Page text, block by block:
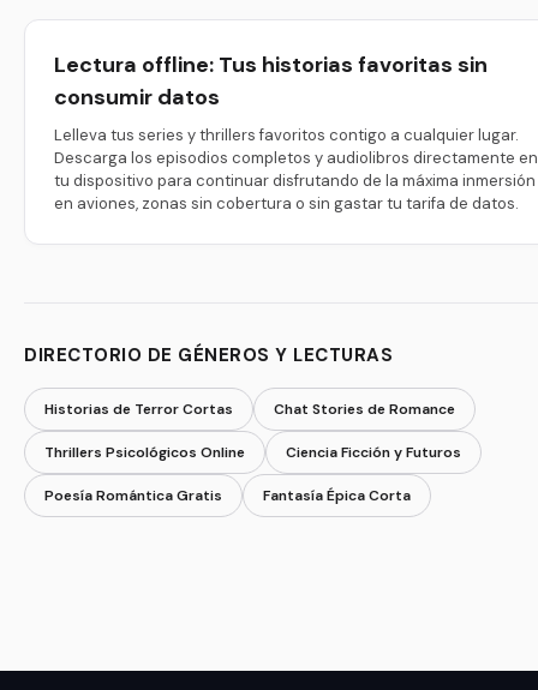
Lectura offline: Tus historias favoritas sin
consumir datos
Lelleva tus series y thrillers favoritos contigo a cualquier lugar.
Descarga los episodios completos y audiolibros directamente en
tu dispositivo para continuar disfrutando de la máxima inmersión
en aviones, zonas sin cobertura o sin gastar tu tarifa de datos.
DIRECTORIO DE GÉNEROS Y LECTURAS
Historias de Terror Cortas Chat Stories de Romance
Thrillers Psicológicos Online Ciencia Ficción y Futuros
Poesía Romántica Gratis Fantasía Épica Corta